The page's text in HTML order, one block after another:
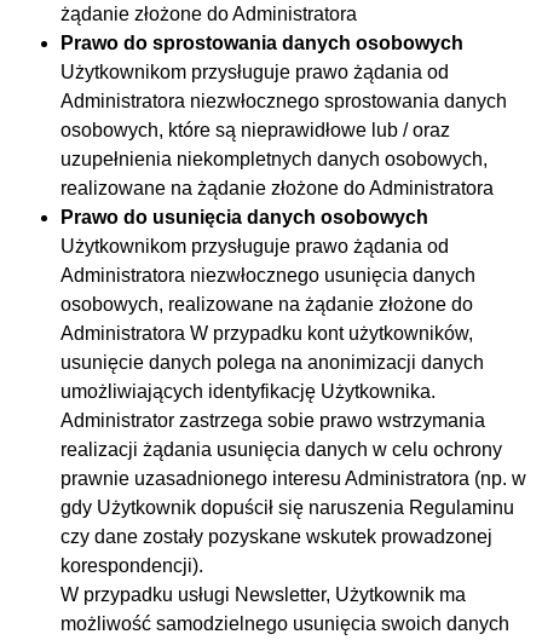
żądanie złożone do Administratora
Prawo do sprostowania danych osobowych
Użytkownikom przysługuje prawo żądania od
Administratora niezwłocznego sprostowania danych
osobowych, które są nieprawidłowe lub / oraz
uzupełnienia niekompletnych danych osobowych,
realizowane na żądanie złożone do Administratora
Prawo do usunięcia danych osobowych
Użytkownikom przysługuje prawo żądania od
Administratora niezwłocznego usunięcia danych
osobowych, realizowane na żądanie złożone do
Administratora W przypadku kont użytkowników,
usunięcie danych polega na anonimizacji danych
umożliwiających identyfikację Użytkownika.
Administrator zastrzega sobie prawo wstrzymania
realizacji żądania usunięcia danych w celu ochrony
prawnie uzasadnionego interesu Administratora (np. w
gdy Użytkownik dopuścił się naruszenia Regulaminu
czy dane zostały pozyskane wskutek prowadzonej
korespondencji).
W przypadku usługi Newsletter, Użytkownik ma
możliwość samodzielnego usunięcia swoich danych